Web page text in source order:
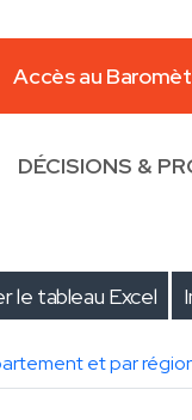
Accès au
DÉCISIONS &
le tableau Excel
et par